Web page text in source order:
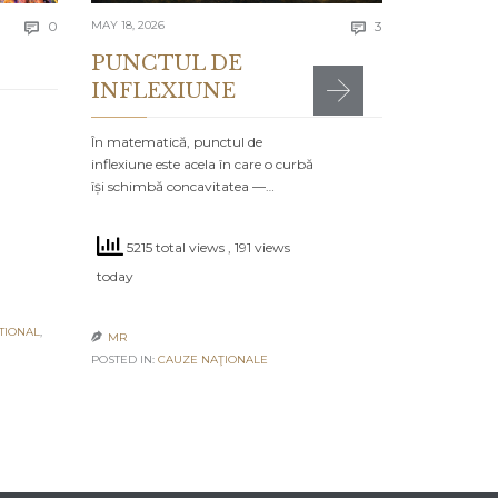
 0 Comments
,
MAY 18, 2026  3
PUNCTUL DE
INFLEXIUNE
În matematică, punctul de
inflexiune este acela în care o curbă
își schimbă concavitatea —…
5215 total views , 191 views
today
 MR
POSTED IN: CAUZE NAŢIONALE